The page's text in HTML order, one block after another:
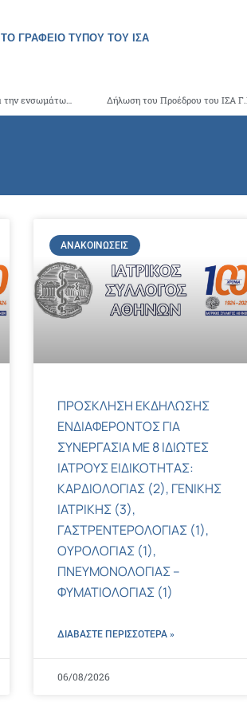
ΤΟ ΓΡΑΦΕΙΟ ΤΥΠΟΥ ΤΟΥ ΙΣΑ
Έκτακτη σύσκεψη των Επιστημονικών Εταιριών και Επαγγελματικών Ενώσεων για την ενσωμάτωση των ιδιωτών ιατρών στο ΕΣΥ συγκαλεί ο Πρόεδρος του ΙΣΑ Δήλωση του Προέδρου του ΙΣΑ
ΑΝΑΚΟΙΝΏΣΕΙΣ
ΠΡΟΣΚΛΗΣΗ ΕΚΔΗΛΩΣΗΣ
ΕΝΔΙΑΦΕΡΟΝΤΟΣ ΓΙΑ
ΣΥΝΕΡΓΑΣΙΑ ΜΕ 8 ΙΔΙΩΤΕΣ
ΙΑΤΡΟΥΣ ΕΙΔΙΚΟΤΗΤΑΣ:
ΚΑΡΔΙΟΛΟΓΙΑΣ (2), ΓΕΝΙΚΗΣ
ΙΑΤΡΙΚΗΣ (3),
ΓΑΣΤΡΕΝΤΕΡΟΛΟΓΙΑΣ (1),
ΟΥΡΟΛΟΓΙΑΣ (1),
ΠΝΕΥΜΟΝΟΛΟΓΙΑΣ –
ΦΥΜΑΤΙΟΛΟΓΙΑΣ (1)
ΔΙΑΒΑΣΤΕ ΠΕΡΙΣΣΌΤΕΡΑ »
06/08/2026